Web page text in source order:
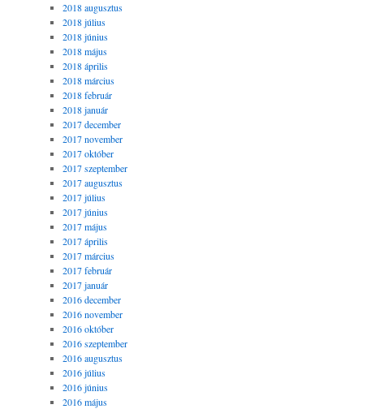
2018 augusztus
2018 július
2018 június
2018 május
2018 április
2018 március
2018 február
2018 január
2017 december
2017 november
2017 október
2017 szeptember
2017 augusztus
2017 július
2017 június
2017 május
2017 április
2017 március
2017 február
2017 január
2016 december
2016 november
2016 október
2016 szeptember
2016 augusztus
2016 július
2016 június
2016 május